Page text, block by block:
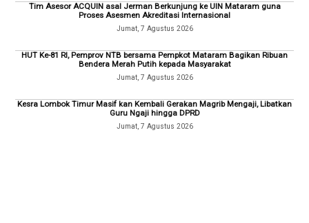
Tim Asesor ACQUIN asal Jerman Berkunjung ke UIN Mataram guna
Proses Asesmen Akreditasi Internasional
Jumat, 7 Agustus 2026
HUT Ke-81 RI, Pemprov NTB bersama Pempkot Mataram Bagikan Ribuan
Bendera Merah Putih kepada Masyarakat
Jumat, 7 Agustus 2026
Kesra Lombok Timur Masif kan Kembali Gerakan Magrib Mengaji, Libatkan
Guru Ngaji hingga DPRD
Jumat, 7 Agustus 2026